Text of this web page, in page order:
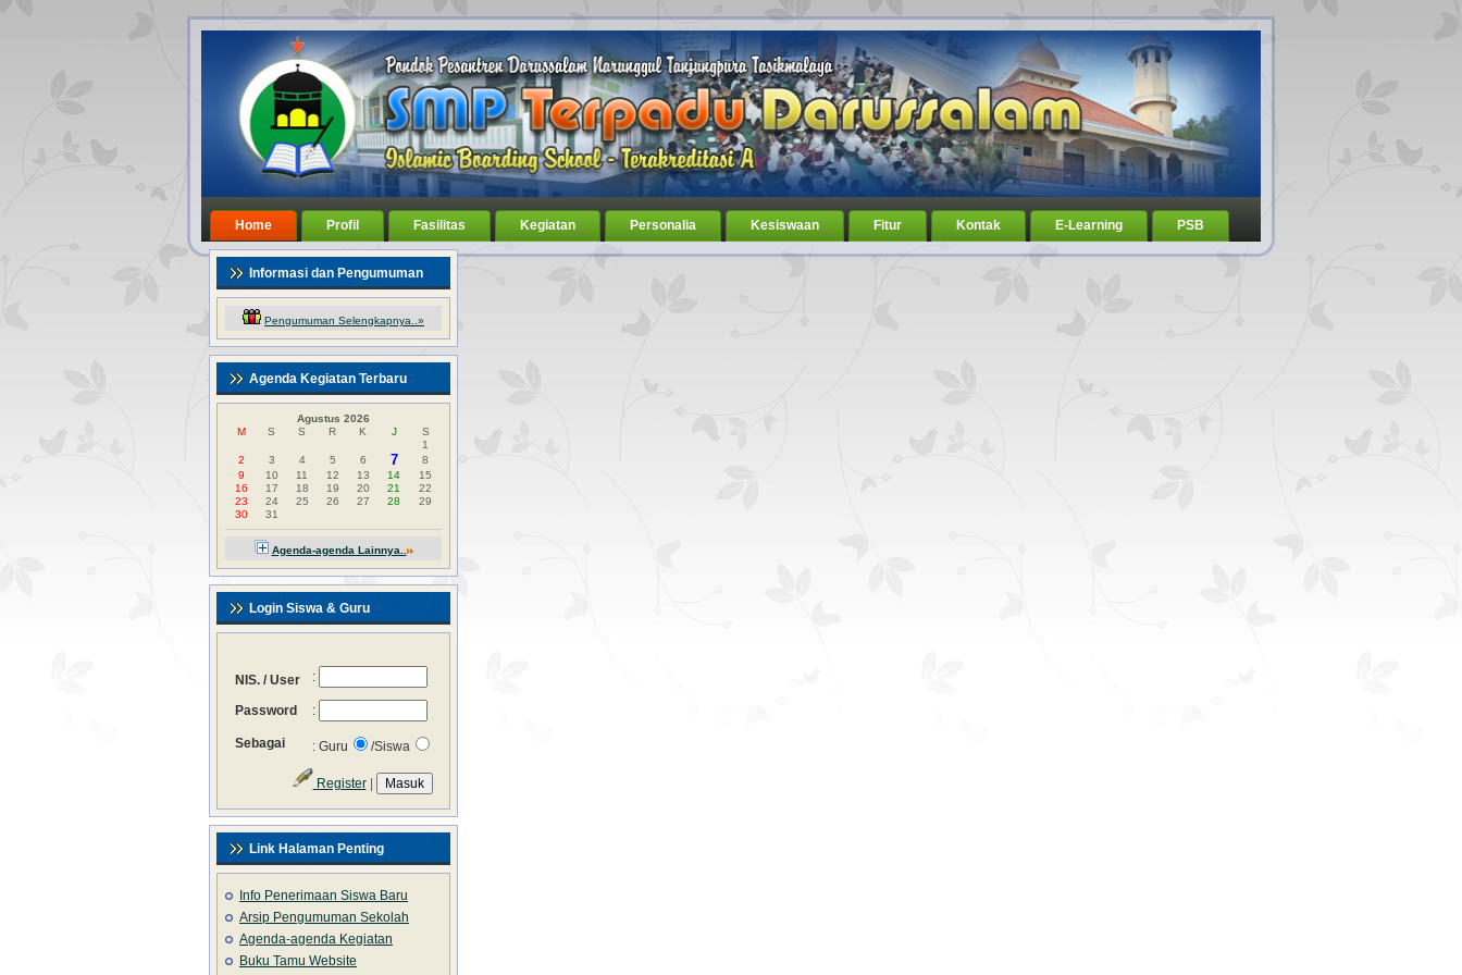
Home Profil Fasilitas Kegiatan Personalia Kesiswaan Fitur Kontak E-Learning PSB
Informasi dan Pengumuman
Pengumuman Selengkapnya..»
Agenda Kegiatan Terbaru
Agustus 2026
M
S S R K J
S
1
2
3 4 5 6 7
8
9
10 11 12 13 14
15
16
17 18 19 20 21
22
23
24 25 26 27 28
29
30
31
Agenda-agenda Lainnya..
Login Siswa & Guru
NIS. / User :
Password :
Sebagai : Guru /Siswa
Register|
Link Halaman Penting
Info Penerimaan Siswa Baru
Arsip Pengumuman Sekolah
Agenda-agenda Kegiatan
Buku Tamu Website